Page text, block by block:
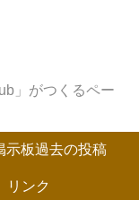
」がつくるペー
示板過去の投稿
リンク